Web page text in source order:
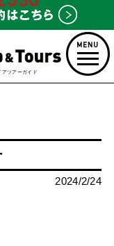
ツアーガイド
2024/2/24